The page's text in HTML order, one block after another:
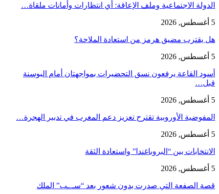
الدولة الاجتماعية وملف الإعاقة: أي انتظارات وأمانات ملقاة…
5 أغسطس, 2026
هل يقترب مضيق هرمز من استعادة الملاحة؟
5 أغسطس, 2026
أسود القاعة يرفعون نسق التحضيرات بمواجهتان أمام البوسنة
قبل…
5 أغسطس, 2026
المفوضية الأوروبية تقترح تعزيز دعم المغرب في تدبير الهجرة…
5 أغسطس, 2026
الانتخابات بين “البروباغندا” واستعادة الثقة
5 أغسطس, 2026
قصة الصفعة التي صدرت بدون شعور بعد “سـ.ـب” الملك